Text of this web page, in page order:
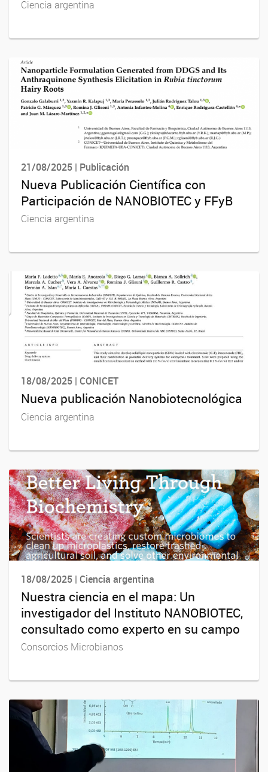
Ciencia argentina
21/08/2025 | Publicación
Nueva Publicación Científica con
Participación de NANOBIOTEC y FFyB
Ciencia argentina
18/08/2025 | CONICET
Nueva publicación Nanobiotecnológica
Ciencia argentina
18/08/2025 | Ciencia argentina
Nuestra ciencia en el mapa: Un
investigador del Instituto NANOBIOTEC,
consultado como experto en su campo
Consorcios Microbianos